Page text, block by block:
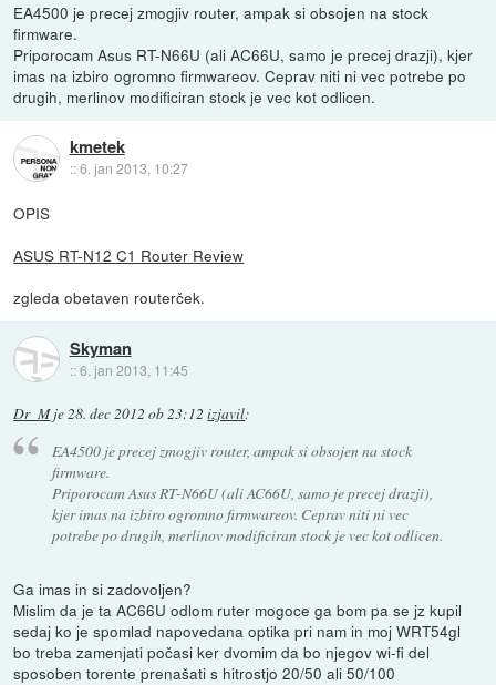
EA4500 je precej zmogjiv router, ampak si obsojen na stock
firmware.
Priporocam Asus RT-N66U (ali AC66U, samo je precej drazji), kjer
imas na izbiro ogromno firmwareov. Ceprav niti ni vec potrebe po
drugih, merlinov modificiran stock je vec kot odlicen.
kmetek
::6. jan 2013, 10:27
OPIS
ASUS RT-N12 C1 Router Review
zgleda obetaven routerček.
Skyman
::6. jan 2013, 11:45
Dr_Mje28. dec 2012 ob 23:12 izjavil:
EA4500 je precej zmogjiv router, ampak si obsojen na stock
firmware.
Priporocam Asus RT-N66U (ali AC66U, samo je precej drazji),
kjer imas na izbiro ogromno firmwareov. Ceprav niti ni vec
potrebe po drugih, merlinov modificiran stock je vec kot odlicen.
Ga imas in si zadovoljen?
Mislim da je ta AC66U odlom ruter mogoce ga bom pa se jz kupil
sedaj ko je spomlad napovedana optika pri nam in moj WRT54gl
bo treba zamenjati počasi ker dvomim da bo njegov wi-fi del
sposoben torente prenašati s hitrostjo 20/50 ali 50/100